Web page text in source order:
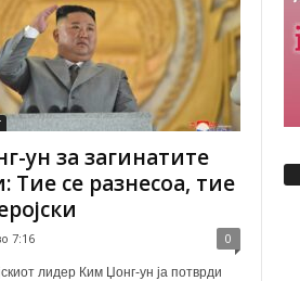
ун за загинатите
Тие се разнесоа, тие
7:16 0
лидер Ким Џонг-ун ја потврди